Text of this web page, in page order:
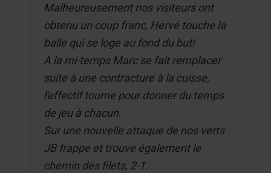
Malheureusement nos visiteurs ont
obtenu un coup franc, Hervé touche la
balle qui se loge au fond du but!
A la mi-temps Marc se fait remplacer
suite à une contracture à la cuisse,
l'effectif tourne pour donner du temps
de jeu à chacun.
Sur une nouvelle attaque de nos verts
JB frappe et trouve également le
chemin des filets, 2-1.